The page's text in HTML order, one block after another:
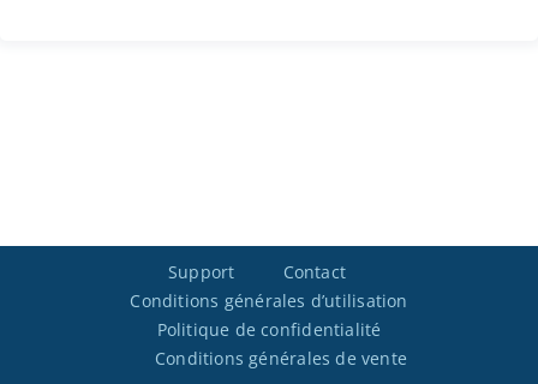
Support
Contact
Conditions générales d’utilisation
Politique de confidentialité
Conditions générales de vente